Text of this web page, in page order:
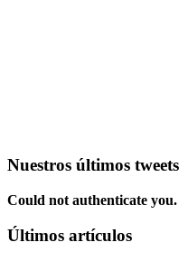
Nuestros últimos tweets
Could not authenticate you.
Últimos artículos